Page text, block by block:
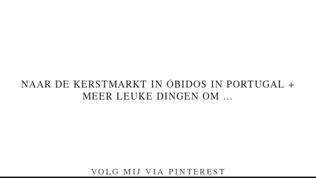
NAAR DE KERSTMARKT IN ÓBIDOS IN PORTUGAL +
MEER LEUKE DINGEN OM …
VOLG MIJ VIA PINTEREST